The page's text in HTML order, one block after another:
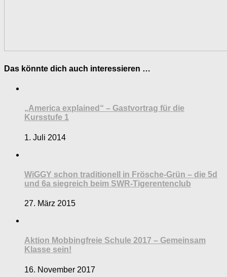
Das könnte dich auch interessieren …
„America explained“ – Gastvortrag für die
Kursstufe 1
1. Juli 2014
WiGGY schon traditionell in Frösche-Grün – die 5d
und 6a siegreich beim SWR-Tigerentenclub
27. März 2015
Aktion Mobbingfreie Schule 2017 – Gemeinsam
Klasse sein!
16. November 2017